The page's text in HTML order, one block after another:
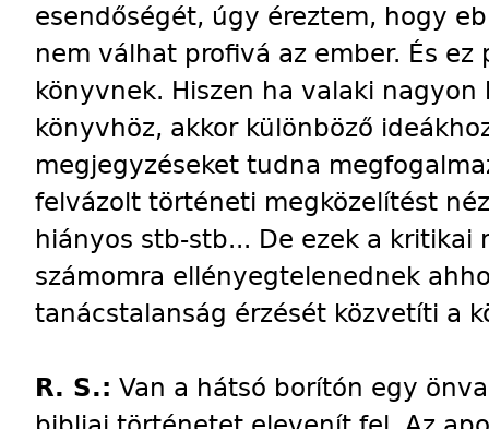
esendőségét, úgy éreztem, hogy
nem válhat profivá az ember. És
könyvnek. Hiszen ha valaki
könyvhöz, akkor különböző
megjegyzéseket tudna
felvázolt történeti megközelítést
hiányos stb-stb... De ezek a kritikai
számomra ellényegtelenednek
tanácstalanság érzését közvetíti a
R. S.: Van a hátsó borítón egy